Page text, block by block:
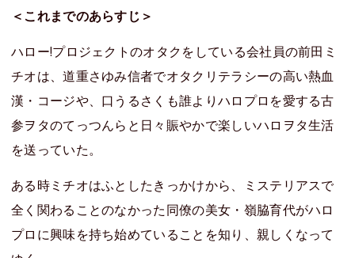
＜これまでのあらすじ＞
ハロー!プロジェクトのオタクをしている会社員の前田ミ
チオは、道重さゆみ信者でオタクリテラシーの高い熱血
漢・コージや、口うるさくも誰よりハロプロを愛する古
参ヲタのてっつんらと日々賑やかで楽しいハロヲタ生活
を送っていた。
ある時ミチオはふとしたきっかけから、ミステリアスで
全く関わることのなかった同僚の美女・嶺脇育代がハロ
プロに興味を持ち始めていることを知り、親しくなって